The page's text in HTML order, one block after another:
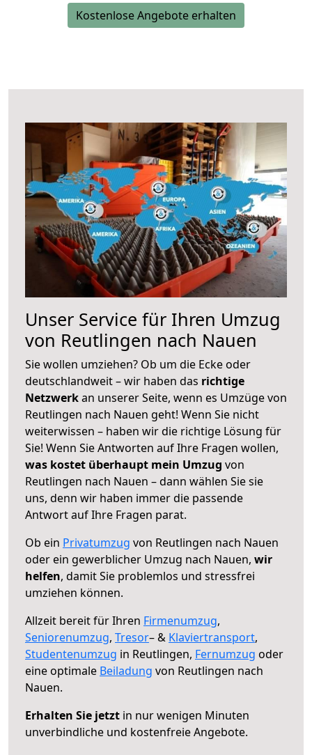
Kostenlose Angebote erhalten
Unser Service für Ihren Umzug
von Reutlingen nach Nauen
Sie wollen umziehen? Ob um die Ecke oder
deutschlandweit – wir haben das richtige
Netzwerkan unserer Seite, wenn es Umzüge von
Reutlingen nach Nauen geht! Wenn Sie nicht
weiterwissen – haben wir die richtige Lösung für
Sie! Wenn Sie Antworten auf Ihre Fragen wollen,
was kostet überhaupt mein Umzug von
Reutlingen nach Nauen – dann wählen Sie sie
uns, denn wir haben immer die passende
Antwort auf Ihre Fragen parat.
Ob ein Privatumzug von Reutlingen nach Nauen
oder ein gewerblicher Umzug nach Nauen, wir
helfen, damit Sie problemlos und stressfrei
umziehen können.
Allzeit bereit für Ihren Firmenumzug,
Seniorenumzug, Tresor– & Klaviertransport,
Studentenumzug in Reutlingen, Fernumzug oder
eine optimale Beiladung von Reutlingen nach
Nauen.
Erhalten Sie jetzt in nur wenigen Minuten
unverbindliche und kostenfreie Angebote.